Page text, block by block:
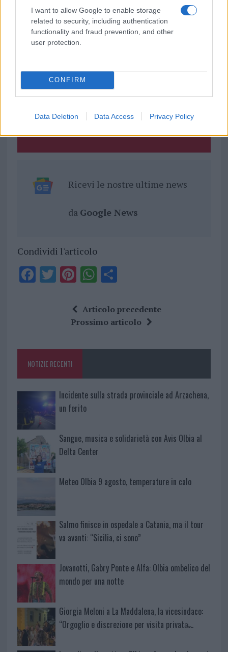
I want to allow Google to enable storage
related to security, including authentication
functionality and fraud prevention, and other
user protection.
CONFIRM
Data Deletion Data Access Privacy Policy
Notizie in tempo reale?
Entra nel canale telegram di
GalluraOggi.it
Inviaci le tue segnalazioni,
i tuoi video e le tue foto
Su WhatsApp al numero +39
Ricevi le nostre ultime news
da Google News
Condividi l'articolo
F
o
k
T Pi
te
re
W
at
s
p
S
a
re
Articolo precedente
Prossimo articolo
NOTIZIE RECENTI
Incidente sulla strada provinciale ad Arzachena,
un ferito
Sangue, musica e solidarietà con Avis Olbia al
Delta Center
Meteo Olbia 9 agosto, temperature in calo
Salmo finisce in ospedale a Catania, ma il tour
va avanti: “Sicilia, ci sono”
Jovanotti, Gabry Ponte e Alfa: Olbia ombelico del
mondo per una notte
Giorgia Meloni a La Maddalena, la vicesindaco:
“Orgoglio e discrezione per visita privata̶…